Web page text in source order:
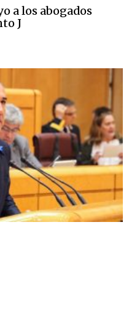
a los abogados
J